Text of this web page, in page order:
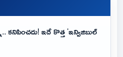
కనిపించదు! ఇదే కొత్త 'ఇన్విజిబుల్